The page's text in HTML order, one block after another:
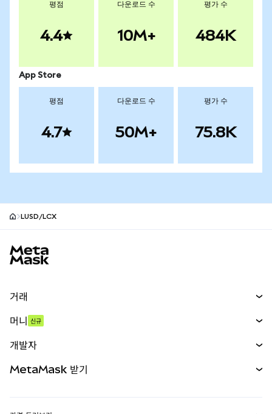
평점
4.4
다운로드 수
10M+
평가 수
484K
App Store
평점
4.7
다운로드 수
50M+
평가 수
75.8K
LUSD/LCX
거래
무기한 선물
실물자산
머니 신규
개발자
MetaMask 받기